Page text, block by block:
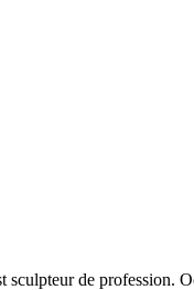
de profession.